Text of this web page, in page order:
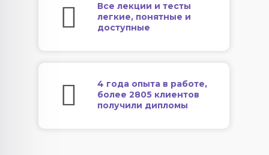
Все лекции и тесты
легкие, понятные и
доступные
4 года опыта в работе,
более 2805 клиентов
получили дипломы